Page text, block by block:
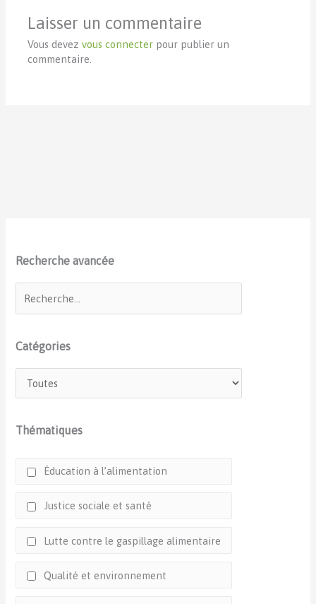
Laisser un commentaire
Vous devezvous connecter pour publier un
commentaire.
Recherche avancée
Catégories
Thématiques
Éducation à l’alimentation
Justice sociale et santé
Lutte contre le gaspillage alimentaire
Qualité et environnement